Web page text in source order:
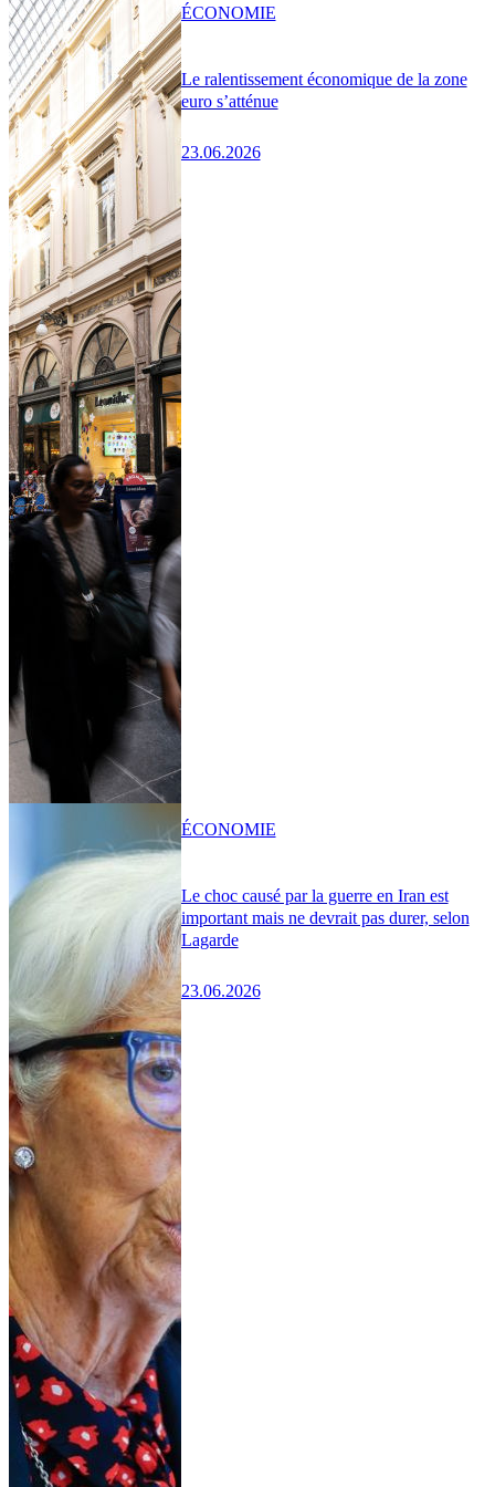
Le ralentissement économique de la zone
euro s’atténue
23.06.2026
ÉCONOMIE
Le choc causé par la guerre en Iran est
important mais ne devrait pas durer, selon
Lagarde
23.06.2026
ÉCONOMIE